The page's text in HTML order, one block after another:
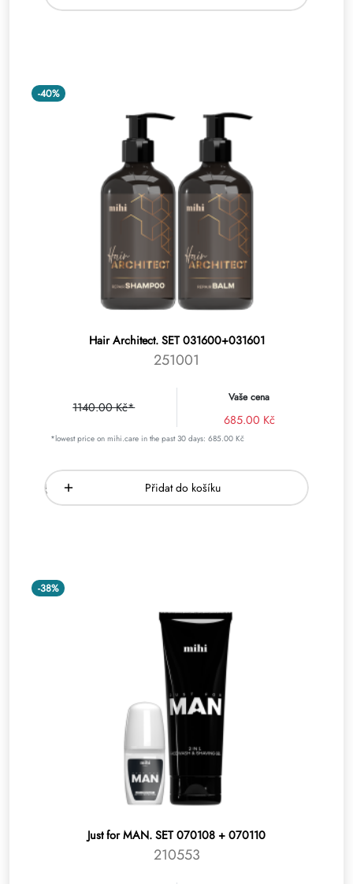
-40%
Hair Architect. SET 031600+031601
251001
1140.00 Kč*
Vaše cena
685.00 Kč
*lowest price on mihi.care in the past 30 days: 685.00 Kč
Přidat do košíku
-38%
Just for MAN. SET 070108 + 070110
210553